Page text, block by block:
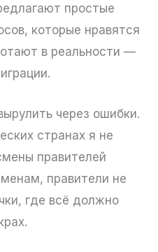
простые
которые нравятся
в реальности —
через ошибки.
странах я не
правителей
правители не
где всё должно